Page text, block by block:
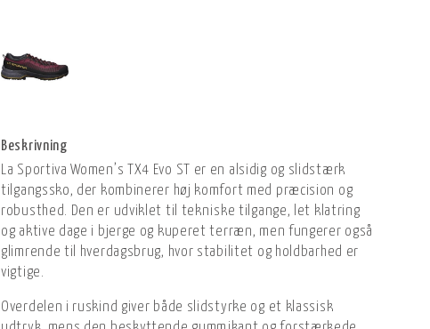
Beskrivning
La Sportiva Women’s TX4 Evo ST er en alsidig og slidstærk
tilgangssko, der kombinerer høj komfort med præcision og
robusthed. Den er udviklet til tekniske tilgange, let klatring
og aktive dage i bjerge og kuperet terræn, men fungerer også
glimrende til hverdagsbrug, hvor stabilitet og holdbarhed er
vigtige.
Overdelen i ruskind giver både slidstyrke og et klassisk